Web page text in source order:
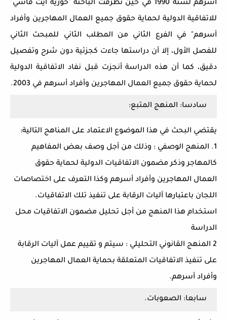
أسرهم لسنة 1990 في حين تطرقت الباحثة "حورية آيت قاسي"
للاتفاقية الدولية لحماية حقوق جميع العمال المهاجرين وأفراد
أسرهم" في الفرع الثاني من المطلب الثاني للمبحث الثاني
للفصل الأول، إلا أن دراستها جاءت كجزئية دون شرح وتفصيل
دقيق، كما أن هذه الدراسة أنجزت قبل نفاد الاتفاقية الدولية
لحماية حقوق جميع العمال المهاجرين وأفراد أسرهم في 2003.
سادسا: المنهج المتبع:
يقتضي البحث في هذا الموضوع الاعتماد على المناهج التالية:
1. المنهج الوصفي : وذلك من أجل وصف بعض المفاهيم
كالمهاجر وذكر مضمون الاتفاقيات الدولية لحماية حقوق
العمال المهاجرين وأفراد أسرهم وكذا التعرف على اختصاصات
اللجان باعتبارها آليات الرقابة على تنفيذ تلك الاتفاقيات.
استخدام هذا المنهج من أجل تحليل مضمون الاتفاقيات محل
الدراسة
2 المنهج القانوني التحليلي : سيتم و تقييم عمل آليات الرقابة
على تنفيذ الاتفاقيات المتعلقة بحماية العمال المهاجرين
وأفراد أسرهم.
سابعا: الصعوبات.